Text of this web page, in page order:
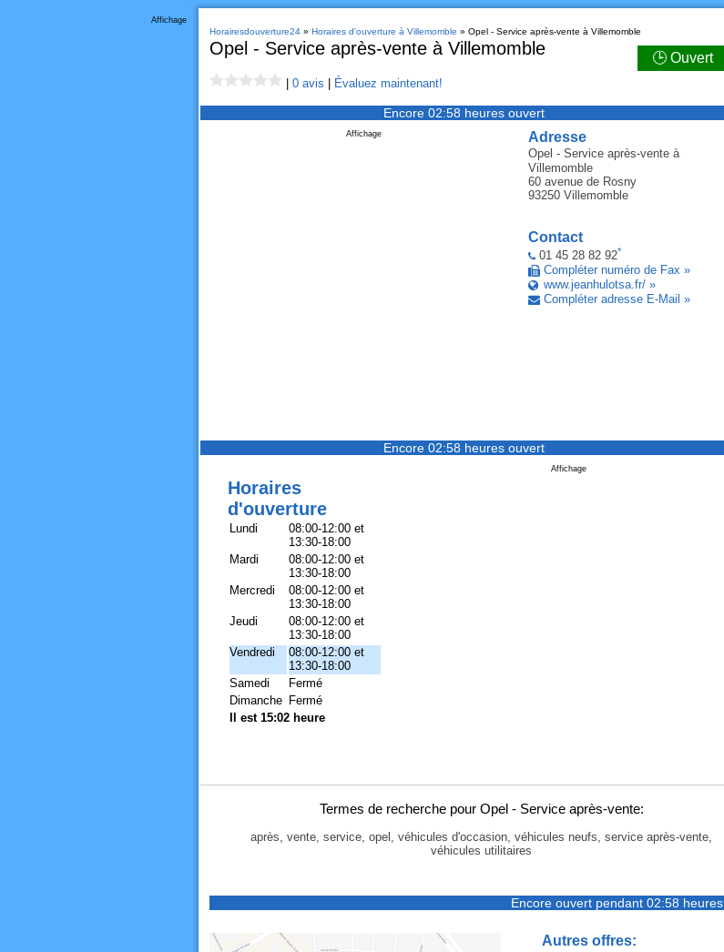
Affichage
Horairesdouverture24» Horaires d'ouverture à Villemomble » Opel - Service après-vente à Villemomble
Opel - Service après-vente à Villemomble 🕒 Ouvert
0 avis Évaluez maintenant!
Encore 02:58 heures ouvert
Adresse
Opel - Service après-venteà
Villemomble
60 avenue de Rosny
93250 Villemomble
Contact
01 45 28 82 92*
Compléter numéro de Fax »
www.jeanhulotsa.fr/ »
Compléter adresse E-Mail »
Affichage
Encore 02:58 heures ouvert
Affichage
Horaires
d'ouverture
Lundi
08:00-12:00 et
13:30-18:00
Mardi
08:00-12:00 et
13:30-18:00
Mercredi
08:00-12:00 et
13:30-18:00
Jeudi
08:00-12:00 et
13:30-18:00
Vendredi
08:00-12:00 et
13:30-18:00
Samedi
Fermé
Dimanche
Fermé
Il est 15:02 heure
Termes de recherche pour Opel - Service après-vente:
après, vente, service, opel, véhicules d'occasion, véhicules neufs, service après-vente,
véhicules utilitaires
Encore ouvert pendant 02:58 heures
Autres offres: